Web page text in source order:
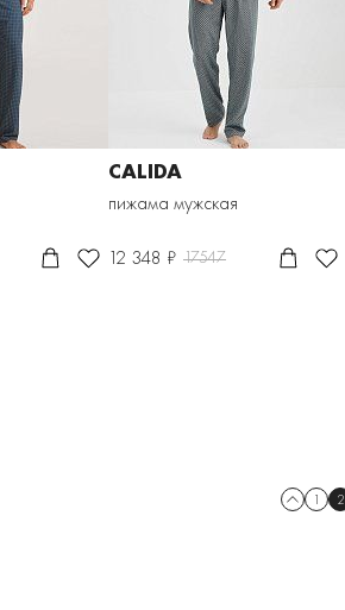
CALIDA
пижама мужская
12 348 ₽ 17547
1 2